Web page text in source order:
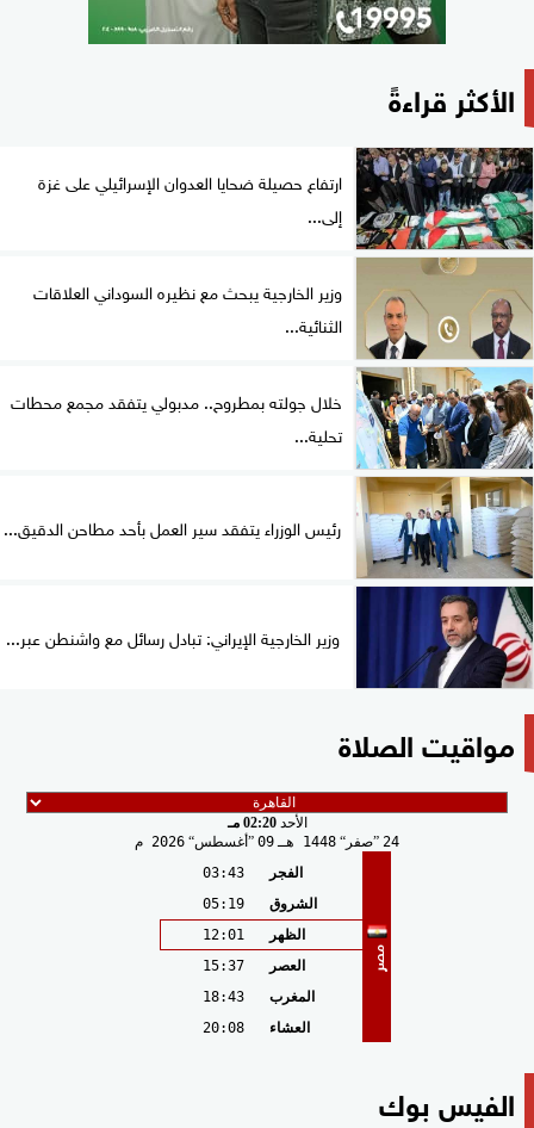
الأكثر قراءةً
ارتفاع حصيلة ضحايا العدوان الإسرائيلي على غزة
إلى...
وزير الخارجية يبحث مع نظيره السوداني العلاقات
الثنائية...
خلال جولته بمطروح.. مدبولي يتفقد مجمع محطات
تحلية...
رئيس الوزراء يتفقد سير العمل بأحد مطاحن الدقيق...
وزير الخارجية الإيراني: تبادل رسائل مع واشنطن عبر...
مواقيت الصلاة
الأحد02:20 مـ
24 صفر 1448 هـ 09 أغسطس 2026 م
مصر
الفجر
03:43
الشروق
05:19
الظهر
12:01
العصر
15:37
المغرب
18:43
العشاء
20:08
الفيس بوك